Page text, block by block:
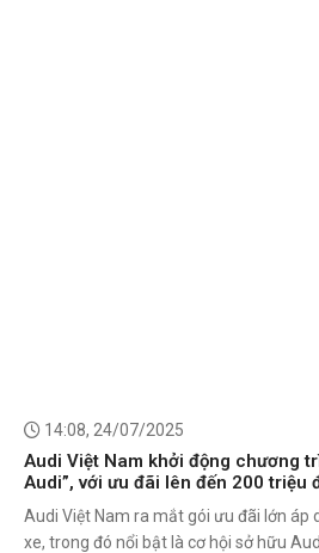
14:08, 24/07/2025
Audi Việt Nam khởi động chương
Audi”, với ưu đãi lên đến 200 triệu
Audi Việt Nam ra mắt gói ưu đãi lớn áp
xe, trong đó nổi bật là cơ hội sở hữu